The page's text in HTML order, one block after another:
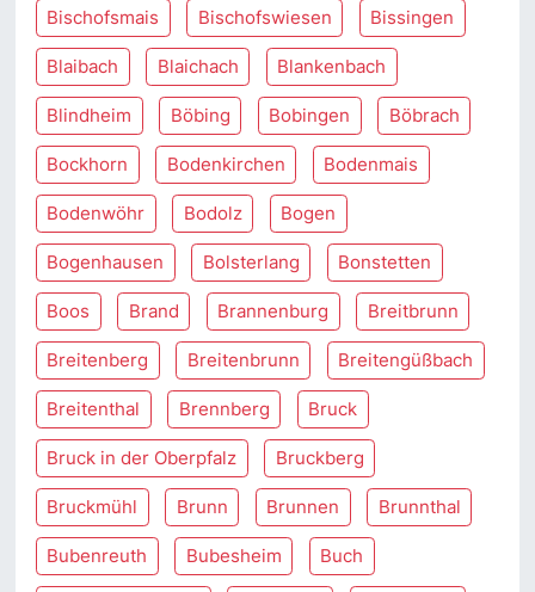
Bischofsmais Bischofswiesen Bissingen
Blaibach Blaichach Blankenbach
Blindheim Böbing Bobingen Böbrach
Bockhorn Bodenkirchen Bodenmais
Bodenwöhr Bodolz Bogen
Bogenhausen Bolsterlang Bonstetten
Boos Brand Brannenburg Breitbrunn
Breitenberg Breitenbrunn Breitengüßbach
Breitenthal Brennberg Bruck
Bruck in der Oberpfalz Bruckberg
Bruckmühl Brunn Brunnen Brunnthal
Bubenreuth Bubesheim Buch